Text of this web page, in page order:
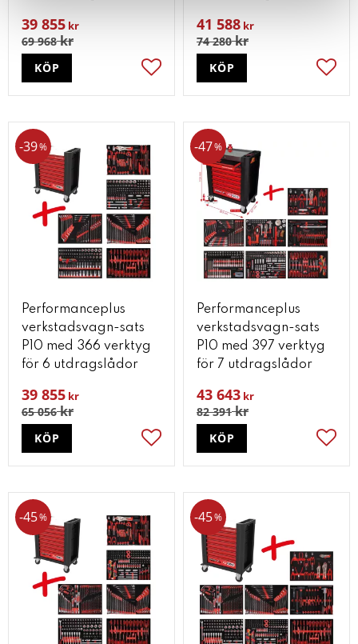
39 855 kr
69 968kr
Lägg till i favoriter
KÖP
41 588 kr
74 280kr
KÖP
Performanceplus
verkstadsvagn-sats
P10 med 366 verktyg
för 6 utdragslådor
39 855 kr
65 056kr
39%
Lägg till i favoriter
KÖP
Performanceplus
verkstadsvagn-sats
P10 med 397 verktyg
för 7 utdragslådor
43 643 kr
82 391kr
47%
KÖP
45% 45%